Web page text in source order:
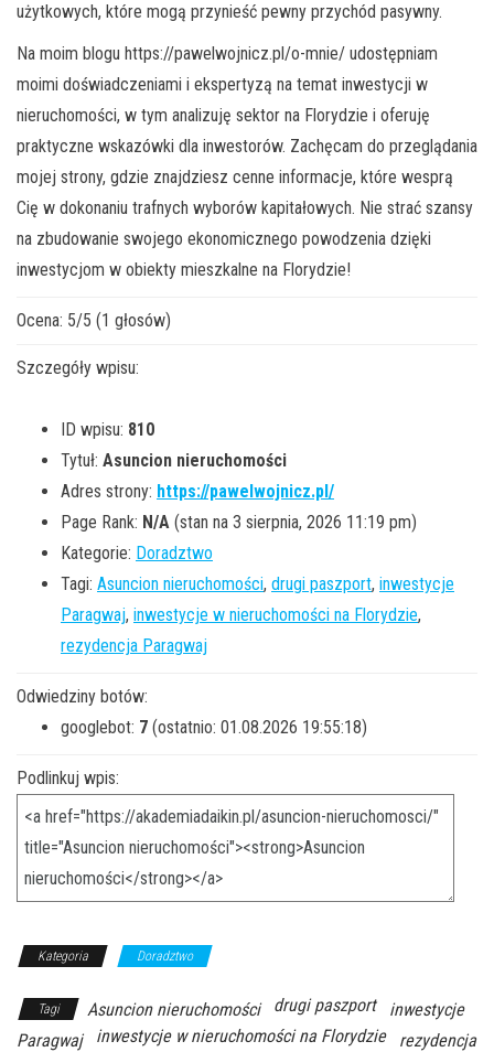
użytkowych, które mogą przynieść pewny przychód pasywny.
Na moim blogu https://pawelwojnicz.pl/o-mnie/ udostępniam
moimi doświadczeniami i ekspertyzą na temat inwestycji w
nieruchomości, w tym analizuję sektor na Florydzie i oferuję
praktyczne wskazówki dla inwestorów. Zachęcam do przeglądania
mojej strony, gdzie znajdziesz cenne informacje, które wesprą
Cię w dokonaniu trafnych wyborów kapitałowych. Nie strać szansy
na zbudowanie swojego ekonomicznego powodzenia dzięki
inwestycjom w obiekty mieszkalne na Florydzie!
Ocena: 5/5 (1 głosów)
Szczegóły wpisu:
ID wpisu: 810
Tytuł: Asuncion nieruchomości
Adres strony: https://pawelwojnicz.pl/
Page Rank: N/A (stan na 3 sierpnia, 2026 11:19 pm)
Kategorie: Doradztwo
Tagi: Asuncion nieruchomości, drugi paszport, inwestycje
Paragwaj, inwestycje w nieruchomości na Florydzie,
rezydencja Paragwaj
Odwiedziny botów:
googlebot: 7 (ostatnio: 01.08.2026 19:55:18)
Podlinkuj wpis:
Kategoria Doradztwo
Tagi Asuncion nieruchomości drugi paszport
inwestycje
Paragwaj
inwestycje w nieruchomości na Florydzie
rezydencja